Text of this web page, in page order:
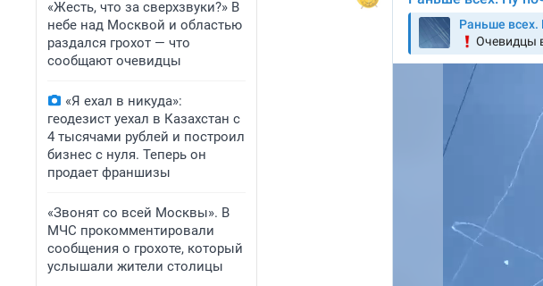
«Жесть, что за сверхзвуки?» В
небе над Москвой и областью
раздался грохот — что
сообщают очевидцы
«Я ехал в никуда»:
геодезист уехал в Казахстан с
4 тысячами рублей и построил
бизнес с нуля. Теперь он
продает франшизы
«Звонят со всей Москвы». В
МЧС прокомментировали
сообщения о грохоте, который
услышали жители столицы